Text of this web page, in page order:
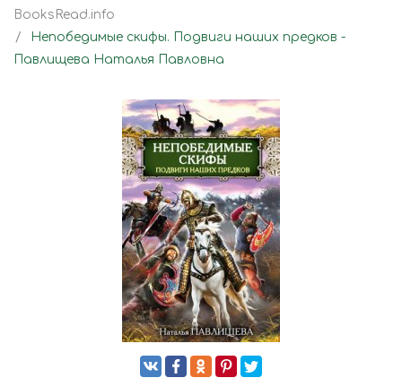
BooksRead.info
Непобедимые скифы. Подвиги наших предков -
Павлищева Наталья Павловна